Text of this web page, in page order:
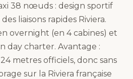
38 nœuds : design sportif
liaisons rapides Riviera.
overnight (en 4 cabines) et
day charter. Avantage :
metres officiels, donc sans
sur la Riviera française